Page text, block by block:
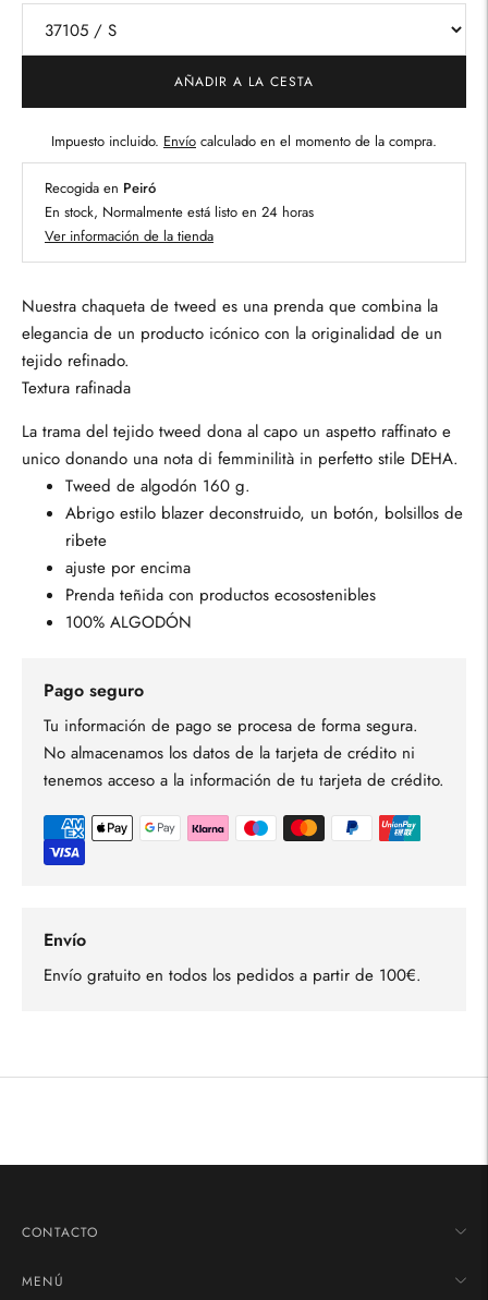
AÑADIR A LA CESTA
Impuesto incluido. Envío calculado en el momento de la compra.
Recogida en Peiró
En stock, Normalmente está listo en 24 horas
Ver información de la tienda
Nuestra chaqueta de tweed es una prenda que combina la
elegancia de un producto icónico con la originalidad de un
tejido refinado.
Textura rafinada
La trama del tejido tweed dona al capo un aspetto raffinato e
unico donando una nota di femminilità in perfetto stile DEHA.
Tweed de algodón 160 g.
Abrigo estilo blazer deconstruido, un botón, bolsillos de
ribete
ajuste por encima
Prenda teñida con productos ecosostenibles
100% ALGODÓN
Pago seguro
Tu información de pago se procesa de forma segura.
No almacenamos los datos de la tarjeta de crédito ni
tenemos acceso a la información de tu tarjeta de crédito.
Envío
Envío gratuito en todos los pedidos a partir de 100€.
un
CONTACTO
MENÚ